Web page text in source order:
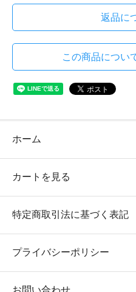
返品に
この商品につい
ホーム
カートを見る
特定商取引法に基づく表記
プライバシーポリシー
お問い合わせ